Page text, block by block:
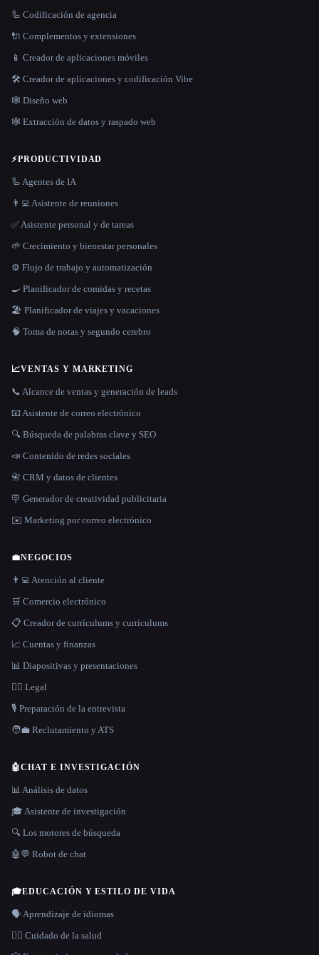
🦾 Codificación de agencia
🔌 Complementos y extensiones
📱 Creador de aplicaciones móviles
🛠️ Creador de aplicaciones y codificación Vibe
🕸 Diseño web
🕸️ Extracción de datos y raspado web
⚡PRODUCTIVIDAD
🦾 Agentes de IA
👨‍💻 Asistente de reuniones
✅ Asistente personal y de tareas
🌱 Crecimiento y bienestar personales
⚙️ Flujo de trabajo y automatización
🍳 Planificador de comidas y recetas
🏖 Planificador de viajes y vacaciones
🧠 Toma de notas y segundo cerebro
📈VENTAS Y MARKETING
📞 Alcance de ventas y generación de leads
📧 Asistente de correo electrónico
🔍 Búsqueda de palabras clave y SEO
📣 Contenido de redes sociales
📇 CRM y datos de clientes
🪧 Generador de creatividad publicitaria
✉️ Marketing por correo electrónico
💼NEGOCIOS
👨‍💻 Atención al cliente
🛒 Comercio electrónico
📋 Creador de currículums y currículums
📈 Cuentas y finanzas
📊 Diapositivas y presentaciones
👩‍⚖️ Legal
🎙️ Preparación de la entrevista
🧑‍💼 Reclutamiento y ATS
🤖CHAT E INVESTIGACIÓN
📊 Análisis de datos
🎓 Asistente de investigación
🔍 Los motores de búsqueda
🤖💬 Robot de chat
🎓EDUCACIÓN Y ESTILO DE VIDA
🗣️ Aprendizaje de idiomas
👩‍⚕️ Cuidado de la salud